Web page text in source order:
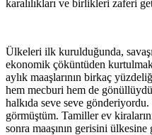
karalılıkları ve birlikleri zaferi
Ülkeleri ilk kurulduğunda,
ekonomik çöküntüden
aylık maaşlarının birkaç
hem mecburi hem de
halkıda seve seve
görmüştüm. Tamiller ev
sonra maaşının gerisini